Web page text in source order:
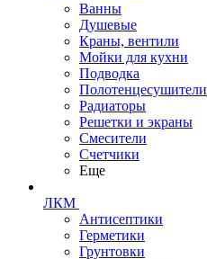
Ванны
Душевые
Краны, вентили
Мойки для кухни
Подводка
Полотенцесушители
Радиаторы
Решетки и экраны
Смесители
Счетчики
Еще
ЛКМ
Антисептики
Герметики
Грунтовки